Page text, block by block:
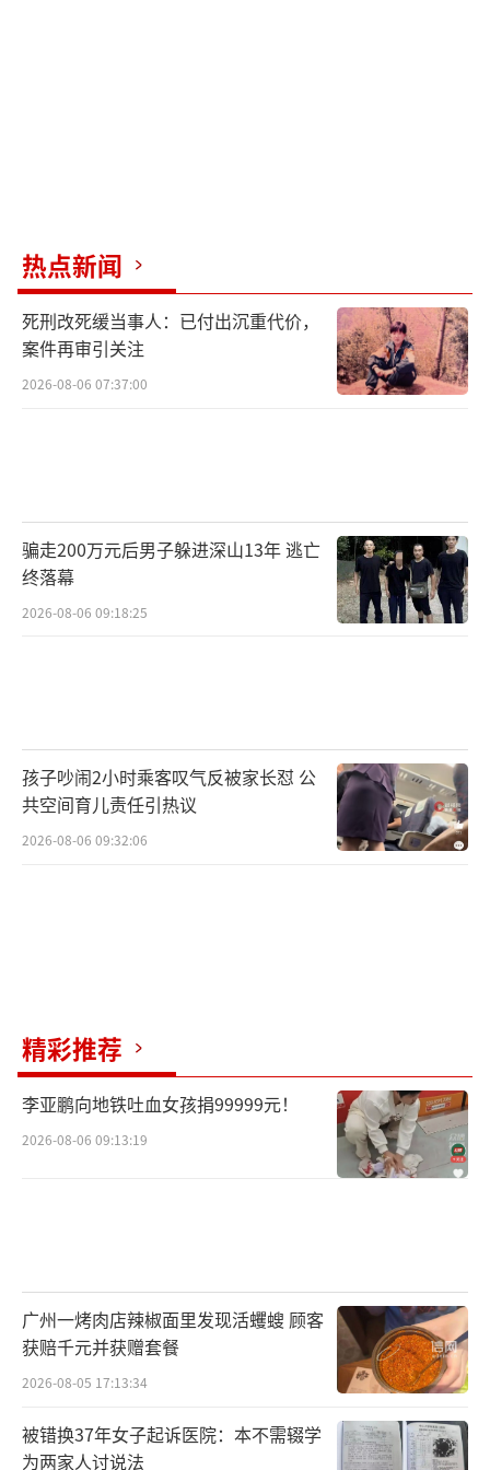
热点新闻
死刑改死缓当事人：已付出沉重代价，
案件再审引关注
2026-08-06 07:37:00
骗走200万元后男子躲进深山13年 逃亡
终落幕
2026-08-06 09:18:25
孩子吵闹2小时乘客叹气反被家长怼 公
共空间育儿责任引热议
2026-08-06 09:32:06
精彩推荐
李亚鹏向地铁吐血女孩捐99999元！
2026-08-06 09:13:19
广州一烤肉店辣椒面里发现活蠼螋 顾客
获赔千元并获赠套餐
2026-08-05 17:13:34
被错换37年女子起诉医院：本不需辍学
为两家人讨说法